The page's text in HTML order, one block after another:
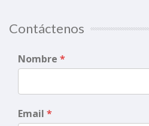
Contáctenos
Nombre *
Email *